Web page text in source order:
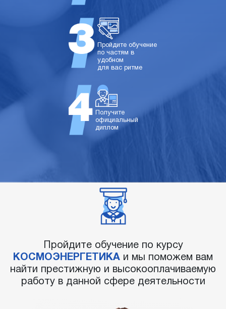
Пройдите обучение
по частям в
удобном
для вас ритме
Получите
официальный
диплом
Пройдите обучение по курсу
КОСМОЭНЕРГЕТИКА и мы поможем вам
найти престижную и высокооплачиваемую
работу в данной сфере деятельности